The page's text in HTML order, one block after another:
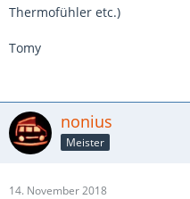
Thermofühler etc.)
Tomy
nonius
Meister
14. November 2018